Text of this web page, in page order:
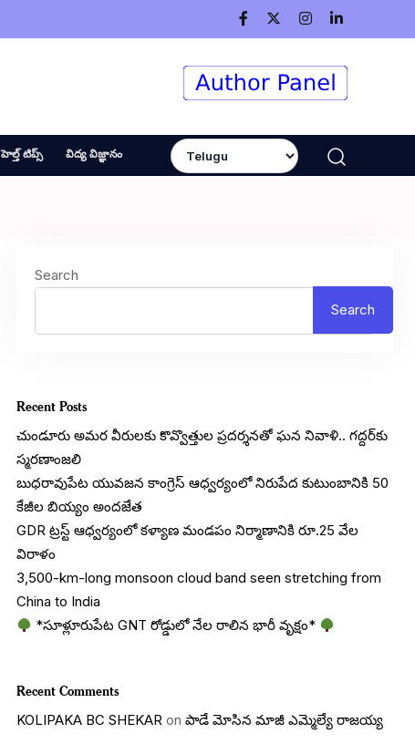
హెల్త్ టిప్స్ విద్య విజ్ఞానం
Search
Search
Recent Posts
చుండూరు అమర వీరులకు కొవ్వొత్తుల ప్రదర్శనతో ఘన నివాళి.. గద్దర్‌కు
స్మరణాంజలి
బుధరావుపేట యువజన కాంగ్రెస్ ఆధ్వర్యంలో నిరుపేద కుటుంబానికి 50
కేజీల బియ్యం అందజేత
GDR ట్రస్ట్ ఆధ్వర్యంలో కళ్యాణ మండపం నిర్మాణానికి రూ.25 వేల
విరాళం
3,500-km-long monsoon cloud band seen stretching from
China to India
*సూళ్లూరుపేట GNT రోడ్డులో నేల రాలిన భారీ వృక్షం*
Recent Comments
KOLIPAKA BC SHEKAR onపాడే మోసిన మాజీ ఎమ్మెల్యే రాజయ్య